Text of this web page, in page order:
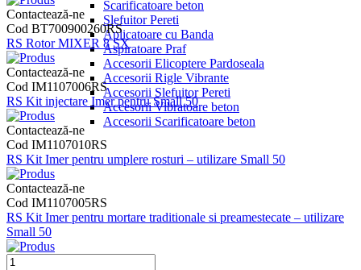
Scarificatoare beton
Slefuitor Pereti
Aplicatoare cu Banda
Aspiratoare Praf
Accesorii Elicoptere Pardoseala
Accesorii Rigle Vibrante
Accesorii Slefuitor Pereti
Accesorii Vibratoare beton
Accesorii Scarificatoare beton
Contactează-ne
Cod BT700900260RS
RS Rotor MIXER 8 SX
Contactează-ne
Cod IM1107006RS
RS Kit injectare Imer pentru Small 50
Contactează-ne
Cod IM1107010RS
RS Kit Imer pentru umplere rosturi – utilizare Small 50
Contactează-ne
Cod IM1107005RS
RS Kit Imer pentru mortare traditionale si preamestecate – utilizare
Small 50